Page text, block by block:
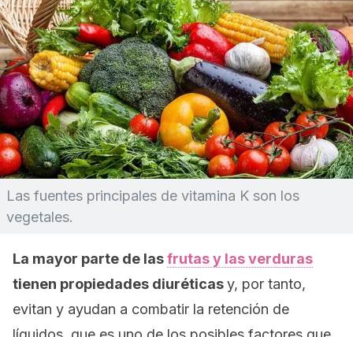
Las fuentes principales de vitamina K son los
vegetales.
La mayor parte de lasfrutas y las verduras
tienen propiedades diuréticasy, por tanto,
evitan y ayudan a combatir la retención de